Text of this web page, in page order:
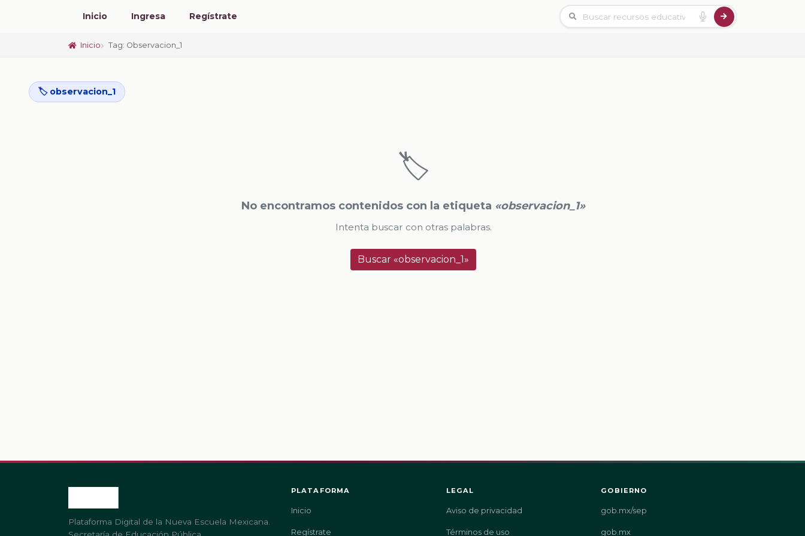
Inicio Ingresa Regístrate
Inicio Tag: Observacion_1
🏷️ observacion_1
🏷️
No encontramos contenidos con la etiqueta «observacion_1»
Intenta buscar con otras palabras.
Buscar «observacion_1»
Plataforma Digital de la Nueva Escuela Mexicana.
PLATAFORMA
Inicio
Regístrate
LEGAL
Aviso de privacidad
Términos de uso
GOBIERNO
gob.mx/sep
gob.mx